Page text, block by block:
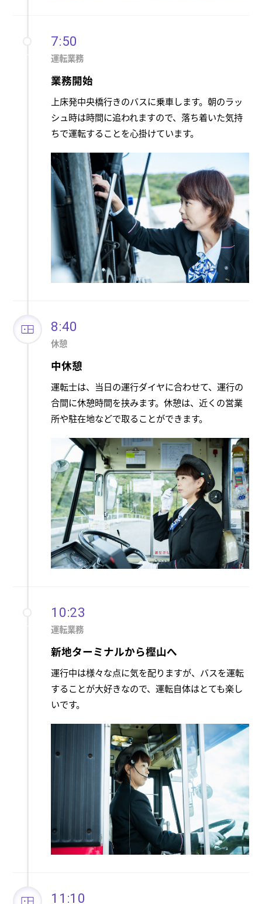
7:50
運転業務
業務開始
上床発中央橋行きのバスに乗車します。朝のラッ
シュ時は時間に追われますので、落ち着いた気持
ちで運転することを心掛けています。
8:40
休憩
中休憩
運転士は、当日の運行ダイヤに合わせて、運行の
合間に休憩時間を挟みます。休憩は、近くの営業
所や駐在地などで取ることができます。
10:23
運転業務
新地ターミナルから樫山へ
運行中は様々な点に気を配りますが、バスを運転
することが大好きなので、運転自体はとても楽し
いです。
11:10